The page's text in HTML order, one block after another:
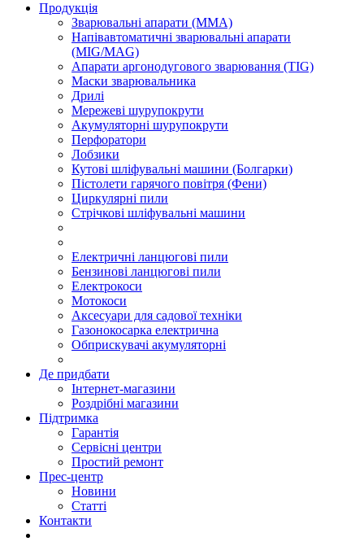
Продукція
Зварювальні апарати (ММА)
Напівавтоматичні зварювальні апарати
(MIG/MAG)
Апарати аргонодугового зварювання (TIG)
Маски зварювальника
Дрилі
Мережеві шурупокрути
Акумуляторні шурупокрути
Перфоратори
Лобзики
Кутові шліфувальні машини (Болгарки)
Пістолети гарячого повітря (Фени)
Циркулярні пили
Стрічкові шліфувальні машини
Електричні ланцюгові пили
Бензинові ланцюгові пили
Електрокоси
Мотокоси
Аксесуари для садової техніки
Газонокосарка електрична
Обприскувачі акумуляторні
Де придбати
Інтернет-магазини
Роздрібні магазини
Підтримка
Гарантія
Сервісні центри
Простий ремонт
Прес-центр
Новини
Статті
Контакти